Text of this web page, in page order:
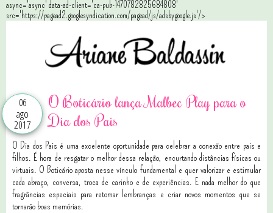
async='async' data-ad-client='ca-pub-1470782825684808'
src='https://pagead2.googlesyndication.com/pagead/js/adsbygoogle.js'/>
06
ago
2017
O Boticário lança Malbec Play para o
Dia dos Pais
O Dia dos Pais é uma excelente oportunidade para celebrar a conexão entre pais e
filhos. É hora de resgatar o melhor dessa relação, encurtando distâncias físicas ou
virtuais. O Boticário aposta nesse vínculo fundamental e quer valorizar e estimular
cada abraço, conversa, troca de carinho e de experiências. E nada melhor do que
fragrâncias especiais para retomar lembranças e criar novos momentos que se
tornarão boas memórias.